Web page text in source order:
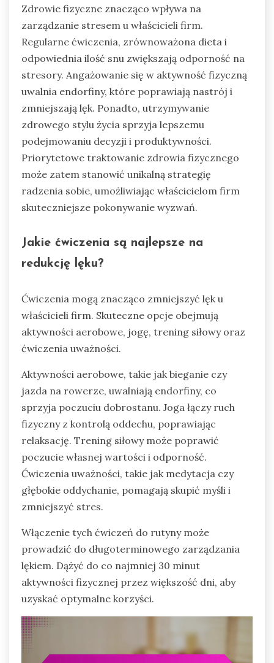
Zdrowie fizyczne znacząco wpływa na
zarządzanie stresem u właścicieli firm.
Regularne ćwiczenia, zrównoważona dieta i
odpowiednia ilość snu zwiększają odporność na
stresory. Angażowanie się w aktywność fizyczną
uwalnia endorfiny, które poprawiają nastrój i
zmniejszają lęk. Ponadto, utrzymywanie
zdrowego stylu życia sprzyja lepszemu
podejmowaniu decyzji i produktywności.
Priorytetowe traktowanie zdrowia fizycznego
może zatem stanowić unikalną strategię
radzenia sobie, umożliwiając właścicielom firm
skuteczniejsze pokonywanie wyzwań.
Jakie ćwiczenia są najlepsze na
redukcję lęku?
Ćwiczenia mogą znacząco zmniejszyć lęk u
właścicieli firm. Skuteczne opcje obejmują
aktywności aerobowe, jogę, trening siłowy oraz
ćwiczenia uważności.
Aktywności aerobowe, takie jak bieganie czy
jazda na rowerze, uwalniają endorfiny, co
sprzyja poczuciu dobrostanu. Joga łączy ruch
fizyczny z kontrolą oddechu, poprawiając
relaksację. Trening siłowy może poprawić
poczucie własnej wartości i odporność.
Ćwiczenia uważności, takie jak medytacja czy
głębokie oddychanie, pomagają skupić myśli i
zmniejszyć stres.
Włączenie tych ćwiczeń do rutyny może
prowadzić do długoterminowego zarządzania
lękiem. Dążyć do co najmniej 30 minut
aktywności fizycznej przez większość dni, aby
uzyskać optymalne korzyści.